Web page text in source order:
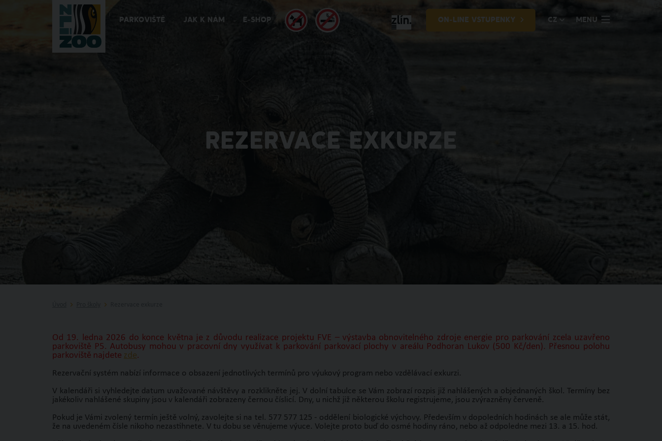
PARKOVIŠTĚ JAK K NÁM E-SHOP ON-LINE VSTUPENKY CZ MENU
REZERVACE EXKURZE
Od 19. ledna 2026 do konce května je z důvodu realizace projektu FVE – výstavba obnovitelného zdroje energie pro parkování zcela uzavřeno
parkoviště P5. Autobusy mohou v pracovní dny využívat k parkování parkovací plochy v areálu Podhoran Lukov (500 Kč/den). Přesnou polohu
parkoviště najdete zde.
Rezervační systém nabízí informace o obsazení jednotlivých termínů pro výukový program nebo vzdělávací exkurzi.
V kalendáři si vyhledejte datum uvažované návštěvy a rozklikněte jej. V dolní tabulce se Vám zobrazí rozpis již nahlášených a objednaných škol. Termíny bez
jakékoliv nahlášené skupiny jsou v kalendáři zobrazeny černou číslicí. Dny, u nichž již některou školu registrujeme, jsou zvýrazněny červeně.
Pokud je Vámi zvolený termín ještě volný, zavolejte si na tel. 577 577 125 - oddělení biologické výchovy. Především v dopoledních hodinách se ale může stát,
že na uvedeném čísle nikoho nezastihnete. V tu dobu se věnujeme výuce. Volejte proto buď do osmé hodiny ráno, nebo až odpoledne mezi 13. a 15. hod.